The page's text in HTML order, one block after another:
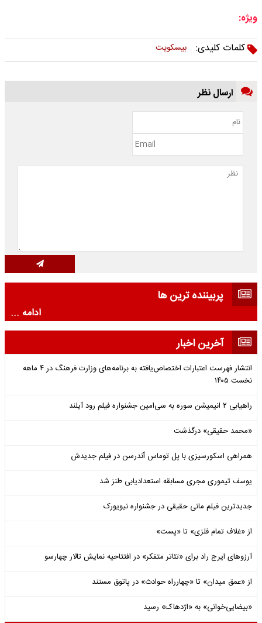
ویژه:
کلمات کلیدی:
بيسكويت
ارسال نظر
پربیننده ترین ها
ادامه ...
آخرین اخبار
انتشار فهرست اعتبارات اختصاص‌یافته به برنامه‌های وزارت فرهنگ در ۴ ماهه
نخست ۱۴۰۵
راهیابی ۲ انیمیشن سوره به سی‌امین جشنواره فیلم رود آیلند
«محمد حقیقی» درگذشت
همراهی اسکورسیزی با پل توماس ٱندرسن در فیلم جدیدش
یوسف تیموری مجری مسابقه استعدادیابی طنز شد
جدیدترین فیلم مانی حقیقی در جشنواره نیویورک
از «غلاف تمام فلزی» تا «پست»
آرزوهای ایرج راد برای «تئاتر متفکر» در افتتاحیه نمایش تالار چهارسو
از «عمق میدان» تا «چهارراه حوادث» در پاتوق مستند
«بیضایی‌خوانی» به «اژدهاک» رسید